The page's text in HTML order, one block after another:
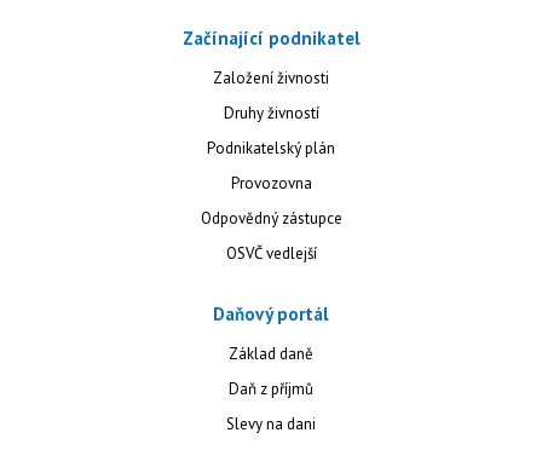
Začínající podnikatel
Založení živnosti
Druhy živností
Podnikatelský plán
Provozovna
Odpovědný zástupce
OSVČ vedlejší
Daňový portál
Základ daně
Daň z příjmů
Slevy na dani